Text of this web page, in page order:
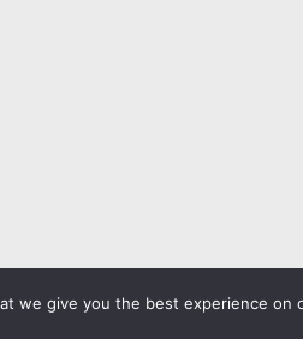
we give you the best experience